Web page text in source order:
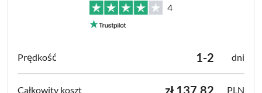
4
1-2 dni
zł 137.82 PLN